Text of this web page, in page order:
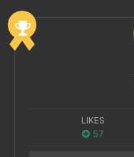
LIKES
57